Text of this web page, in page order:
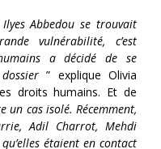
IlyesAbbedouse trouvait
vulnérabilité, c’est
a décidé de se
dossier” explique Olivia
droits humains. Et de
un cas isolé. Récemment,
Adil Charrot, Mehdi
étaient en contact